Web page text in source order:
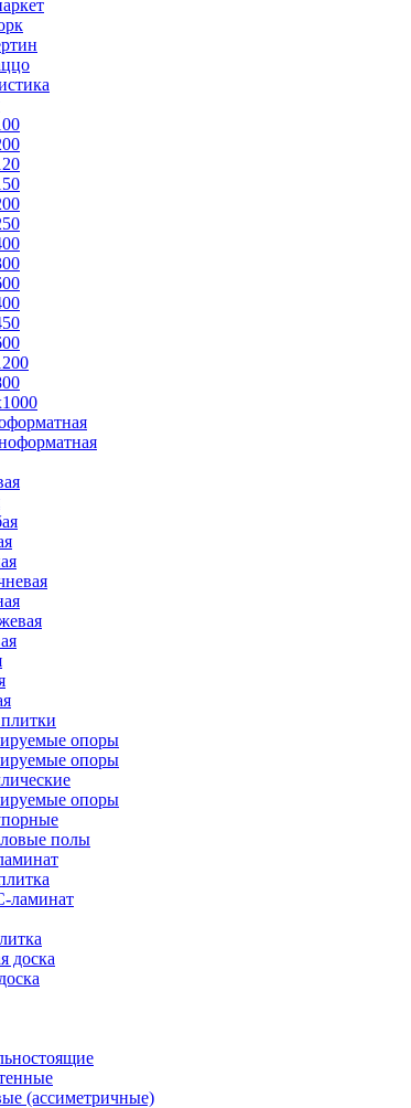
опоры
опоры
опоры
полы
ламинат
доска
(ассиметричные)